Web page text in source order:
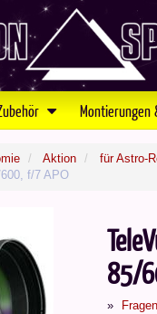
Montierungen
Aktion für Astro-
f/7 APO
85/